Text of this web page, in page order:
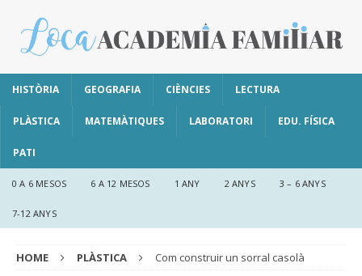
HISTÒRIA GEOGRAFIA CIÈNCIES LECTURA
PLÀSTICA MATEMÀTIQUES LABORATORI EDU. FÍSICA
PATI
0 A 6 MESOS 6 A 12 MESOS 1 ANY 2 ANYS 3 – 6 ANYS
7-12 ANYS
HOME PLÀSTICA Com construir un sorral casolà